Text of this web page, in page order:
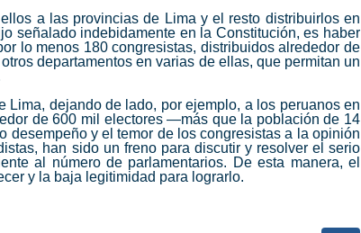
a las provincias de Lima y el resto distribuirlos en
señalado indebidamente en la Constitución, es haber
lo menos 180 congresistas, distribuidos alrededor de
departamentos en varias de ellas, que permitan un
Lima, dejando de lado, por ejemplo, a los peruanos en
de 600 mil electores —más que la población de 14
y el temor de los congresistas a la opinión
han sido un freno para discutir y resolver el serio
al número de parlamentarios. De esta manera, el
y la baja legitimidad para lograrlo.